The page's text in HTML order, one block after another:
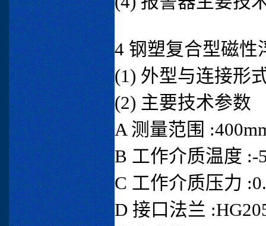
4 钢塑复合型磁性
(1) 外型与连接形
(2) 主要技术参数
A 测量范围
B 工作介质温度
C 工作介质压力
D 接口法兰